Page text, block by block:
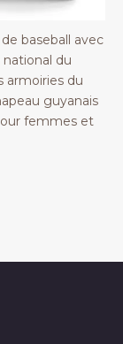
baseball avec
national du
armoiries du
guyanais
femmes et